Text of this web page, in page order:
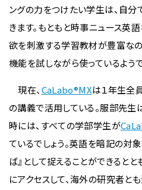
ングの力をつけたい学生は、自分
きます。もともと時事ニュース英
欲を刺激する学習教材が豊富な
機能を試しながら使っているようで
現在、CaLabo®MXは１年生全
の講義で活用している。服部先生
時には、すべての学部学生が
ているでしょう。英語を暗記の対
ば』として捉えることができると
にアクセスして、海外の研究者と